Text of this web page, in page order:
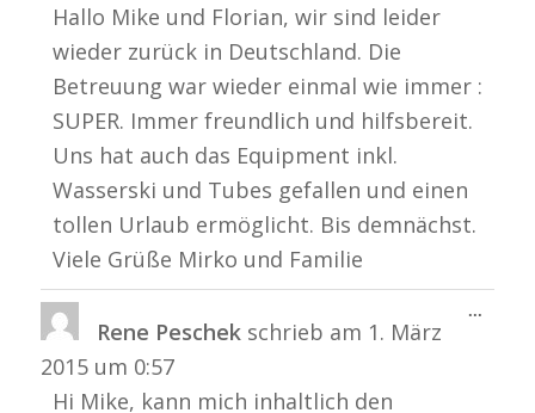
Hallo Mike und Florian, wir sind leider
wieder zurück in Deutschland. Die
Betreuung war wieder einmal wie immer :
SUPER. Immer freundlich und hilfsbereit.
Uns hat auch das Equipment inkl.
Wasserski und Tubes gefallen und einen
tollen Urlaub ermöglicht. Bis demnächst.
Viele Grüße Mirko und Familie
Rene Peschek schrieb am 1. März
2015 um 0:57
Hi Mike, kann mich inhaltlich den
...